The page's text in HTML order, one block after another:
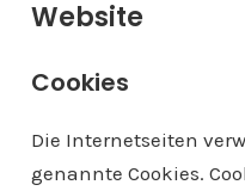
Website
Cookies
Die Internetseiten
genannte Cookies.